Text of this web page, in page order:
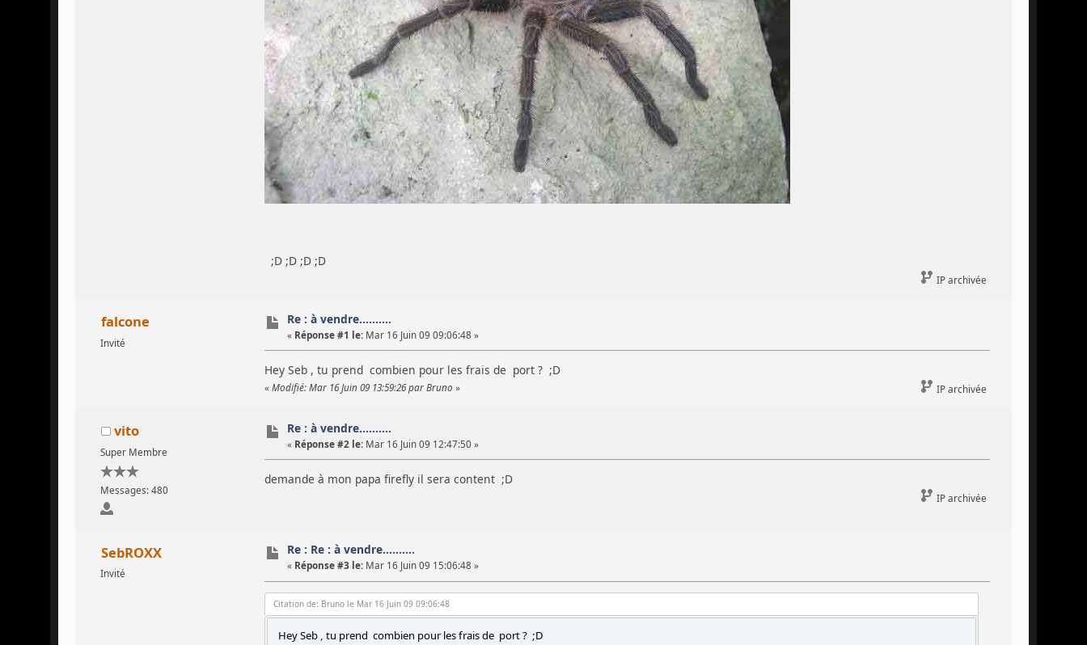
;D ;D ;D ;D
IP archivée
falcone
Invité
Re : à vendre..........
« Réponse #1 le: Mar 16 Juin 09 09:06:48 »
Hey Seb , tu prend combien pour les frais de port ? ;D
« Modifié: Mar 16 Juin 09 13:59:26 par Bruno » IP archivée
vito
Super Membre
Messages: 480
Re : à vendre..........
« Réponse #2 le: Mar 16 Juin 09 12:47:50 »
demande à mon papa firefly il sera content ;D
IP archivée
SebROXX
Invité
Re : Re : à vendre..........
« Réponse #3 le: Mar 16 Juin 09 15:06:48 »
Citation de: Bruno le Mar 16 Juin 09 09:06:48
Hey Seb , tu prend combien pour les frais de port ? ;D